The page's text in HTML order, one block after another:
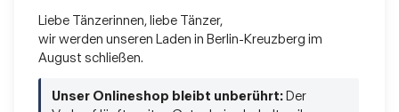
Das Kleingedruckte
Liebe Tänzerinnen, liebe Tänzer,
wir werden unseren Laden in Berlin-Kreuzberg im
August schließen.
Unser Onlineshop bleibt unberührt: Der